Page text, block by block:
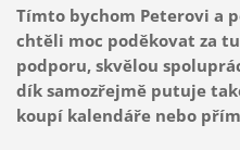
Tímto bychom Peterovi a
chtěli moc poděkovat za
podporu, skvělou
dík samozřejmě putuje
koupí kalendáře nebo